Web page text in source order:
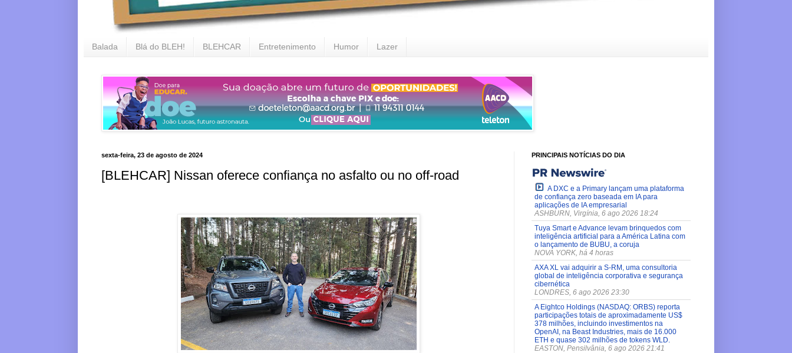
Balada Blá do BLEH! BLEHCAR Entretenimento Humor Lazer
sexta-feira, 23 de agosto de 2024
[BLEHCAR] Nissan oferece confiança no asfalto ou no off-road
PRINCIPAIS NOTÍCIAS DO DIA
A DXC e a Primary lançam uma plataforma
de confiança zero baseada em IA para
aplicações de IA empresarial
ASHBURN, Virgínia, 6 ago 2026 18:24
Tuya Smart e Advance levam brinquedos com
inteligência artificial para a América Latina com
o lançamento de BUBU, a coruja
NOVA YORK, há 4 horas
AXA XL vai adquirir a S-RM, uma consultoria
global de inteligência corporativa e segurança
cibernética
LONDRES, 6 ago 2026 23:30
A Eightco Holdings (NASDAQ: ORBS) reporta
participações totais de aproximadamente US$
378 milhões, incluindo investimentos na
OpenAI, na Beast Industries, mais de 16.000
ETH e quase 302 milhões de tokens WLD.
EASTON, Pensilvânia, 6 ago 2026 21:41